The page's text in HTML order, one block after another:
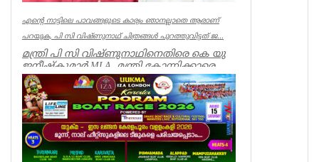
എന്റെ നാട്ടിലെ പാവങ്ങളുടെ കാര്യം ഞാനല്ലാതെ ആരാണ്
പറയുക, പി സി വിഷ്‌ണുനാഥ് ചിത്രങ്ങൾ പുറത്തുവിട്ടത് ജ...
മന്ത്രി പി സി വിഷ്ണുനാഥിനെതിരെ കെ യു
ജനീഷ്കുമാർ MLA. മന്ത്രി കോന്നിക്കാരെ
അവഗണിച്ചു. മന്ത്രി പി സി ...
Kerala